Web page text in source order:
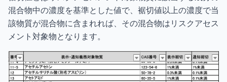
混合物中の濃度を基準とした値で、裾切値以上の濃度で当
該物質が混合物に含まれれば、その混合物はリスクアセス
メント対象物となります。